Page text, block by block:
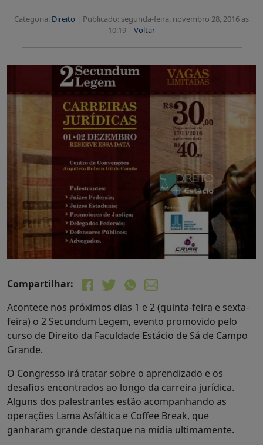
Categoria: Direito | Publicado: segunda-feira, novembro 28, 2016 as
10:19 | Voltar
Compartilhar:
Acontece nos próximos dias 1 e 2 (quinta-feira e sexta-
feira) o 2 Secundum Legem, evento promovido pelo
curso de Direito da Faculdade Estácio de Sá de Campo
Grande.
O Congresso irá tratar sobre o aprendizado e os
desafios encontrados ao longo da carreira jurídica.
Alguns dos palestrantes estão acompanhando as
operações Lama Asfáltica e Coffee Break, que
ganharam grande destaque na mídia ultimamente.